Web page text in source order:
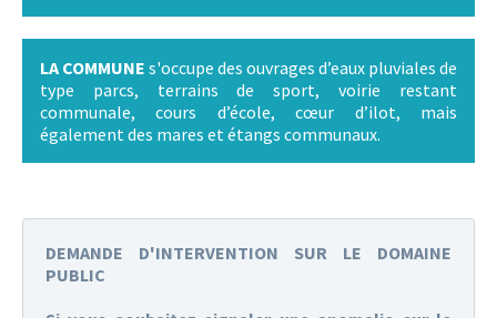
LA COMMUNE s'occupe des ouvrages d’eaux pluviales de
type parcs, terrains de sport, voirie restant
communale, cours d’école, cœur d’ilot, mais
également des mares et étangs communaux.
DEMANDE D'INTERVENTION SUR LE DOMAINE
PUBLIC